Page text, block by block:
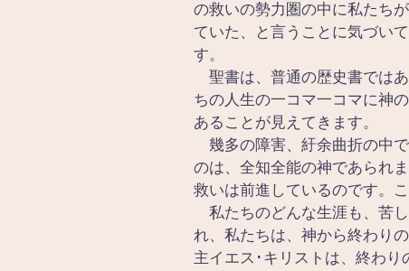
の救いの勢力圏の中に私たち
ていた、と言うことに気づい
聖書は、普通の歴史書では
ちの人生の一コマ一コマに神
あることが見えてきます。
幾多の障害、紆余曲折の中
のは、全知全能の神であられ
救いは前進しているのです。
私たちのどんな生涯も、苦
れ、私たちは、神から終わり
主イエス･キリストは、終わり